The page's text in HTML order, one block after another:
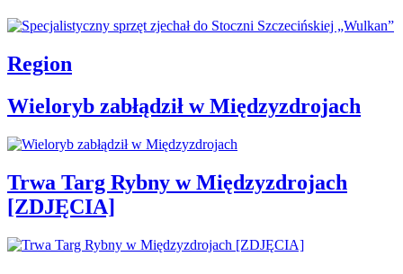
Region
Wieloryb zabłądził w Międzyzdrojach
Trwa Targ Rybny w Międzyzdrojach
[ZDJĘCIA]